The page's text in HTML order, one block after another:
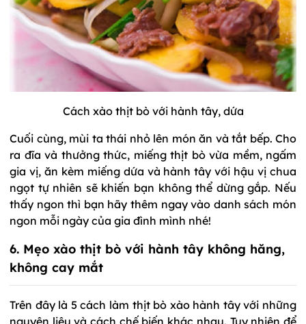
Cách xào thịt bò với hành tây, dứa
Cuối cùng, mùi ta thái nhỏ lên món ăn và tắt bếp. Cho
ra đĩa và thưởng thức, miếng thịt bò vừa mềm, ngấm
gia vị, ăn kèm miếng dứa và hành tây với hậu vị chua
ngọt tự nhiên sẽ khiến bạn không thể dừng gắp. Nếu
thấy ngon thì bạn hãy thêm ngay vào danh sách món
ngon mỗi ngày của gia đình mình nhé!
6. Mẹo xào thịt bò với hành tây không hăng,
không cay mắt
Trên đây là 5 cách làm thịt bò xào hành tây với những
nguyên liệu và cách chế biến khác nhau. Tuy nhiên để